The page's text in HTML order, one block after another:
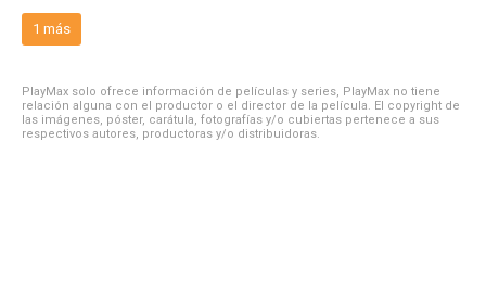
1 más
PlayMax solo ofrece información de películas y series, PlayMax no tiene
relación alguna con el productor o el director de la película. El copyright de
las imágenes, póster, carátula, fotografías y/o cubiertas pertenece a sus
respectivos autores, productoras y/o distribuidoras.